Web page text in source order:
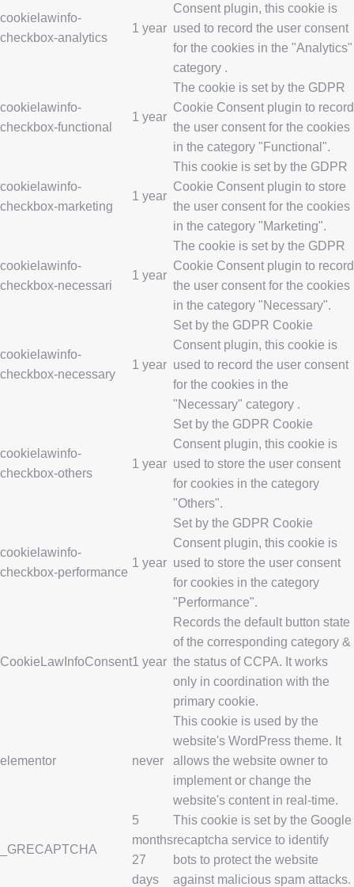
cookielawinfo-
checkbox-analytics
1 year
Consent plugin, this cookie is
used to record the user consent
for the cookies in the "Analytics"
category .
cookielawinfo-
checkbox-functional
1 year
The cookie is set by the GDPR
Cookie Consent plugin to record
the user consent for the cookies
in the category "Functional".
cookielawinfo-
checkbox-marketing
1 year
This cookie is set by the GDPR
Cookie Consent plugin to store
the user consent for the cookies
in the category "Marketing".
cookielawinfo-
checkbox-necessari
1 year
The cookie is set by the GDPR
Cookie Consent plugin to record
the user consent for the cookies
in the category "Necessary".
cookielawinfo-
checkbox-necessary
1 year
Set by the GDPR Cookie
Consent plugin, this cookie is
used to record the user consent
for the cookies in the
"Necessary" category .
cookielawinfo-
checkbox-others
1 year
Set by the GDPR Cookie
Consent plugin, this cookie is
used to store the user consent
for cookies in the category
"Others".
cookielawinfo-
checkbox-performance
1 year
Set by the GDPR Cookie
Consent plugin, this cookie is
used to store the user consent
for cookies in the category
"Performance".
CookieLawInfoConsent1 year
Records the default button state
of the corresponding category &
the status of CCPA. It works
only in coordination with the
primary cookie.
elementor never
This cookie is used by the
website's WordPress theme. It
allows the website owner to
implement or change the
website's content in real-time.
_GRECAPTCHA
5
months
27
days
This cookie is set by the Google
recaptcha service to identify
bots to protect the website
against malicious spam attacks.